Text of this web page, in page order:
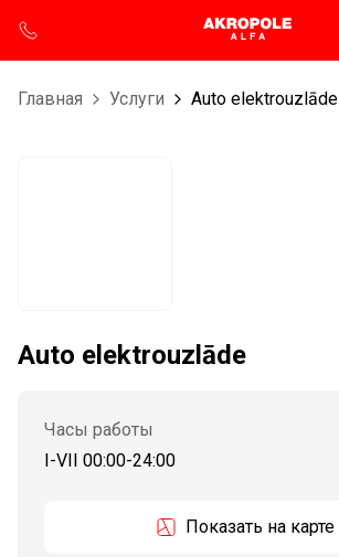
Главная Услуги Auto elektrouzlāde
Auto elektrouzlāde
Часы работы
I-VII 00:00-24:00
Показать на карте